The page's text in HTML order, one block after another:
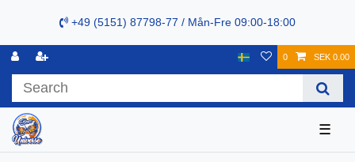
+49 (5151) 87798-77 / Mån-Fre 09:00-18:00
0 SEK 0.00
☰